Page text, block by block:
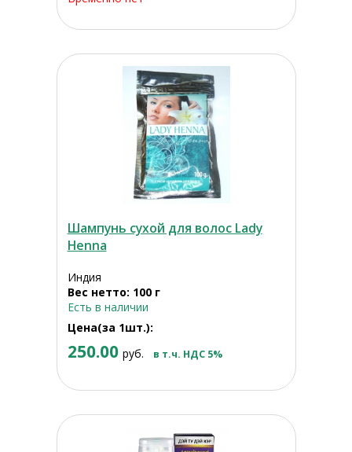
Шампунь сухой для волос Lady
Henna
Индия
Вес нетто: 100 г
Есть в наличии
Цена(за 1шт.):
250.00 руб. в т.ч. НДС 5%